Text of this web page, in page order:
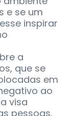
e se um
inspirar
a
que se
em
ao
visa
pessoas.